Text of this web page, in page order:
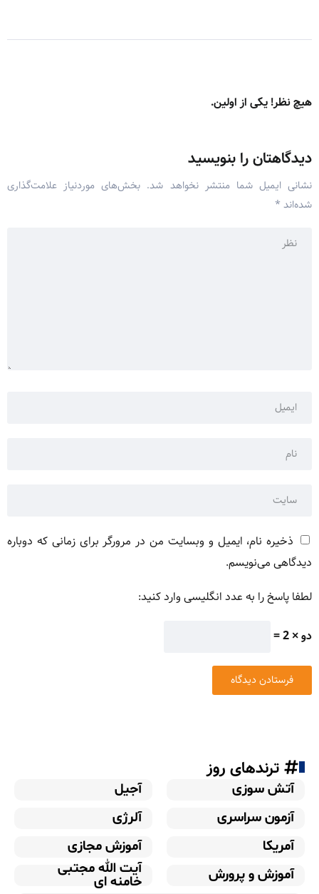
هیچ نظر! یکی از اولین.
دیدگاهتان را بنویسید
نشانی ایمیل شما منتشر نخواهد شد. بخش‌های موردنیاز علامت‌گذاری
شده‌اند *
ذخیره نام، ایمیل و وبسایت من در مرورگر برای زمانی که دوباره
دیدگاهی می‌نویسم.
لطفا پاسخ را به عدد انگلیسی وارد کنید:
دو × 2 =
ترندهای روز
آتش سوزی
آجیل
آزمون سراسری
آلرژی
آمریکا
آموزش مجازی
آموزش و پرورش
آیت الله مجتبی
خامنه ای